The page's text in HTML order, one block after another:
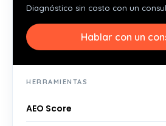
Diagnóstico sin costo con un
Hablar con un
HERRAMIENTAS
AEO Score